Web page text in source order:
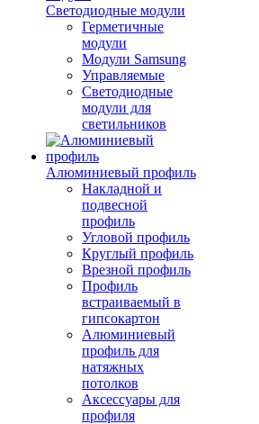
Светодиодные модули
Герметичные
модули
Модули Samsung
Управляемые
Светодиодные
модули для
светильников
Алюминиевый профиль
Накладной и
подвесной
профиль
Угловой профиль
Круглый профиль
Врезной профиль
Профиль
встраиваемый в
гипсокартон
Алюминиевый
профиль для
натяжных
потолков
Аксессуары для
профиля